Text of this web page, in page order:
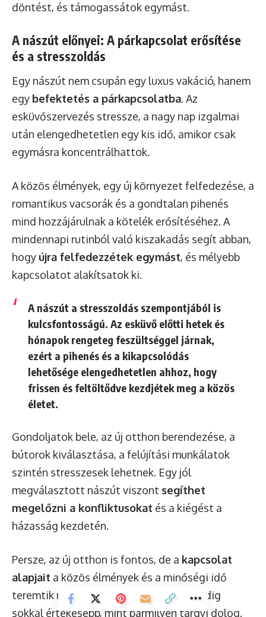
döntést, és támogassátok egymást.
A nászút előnyei: A párkapcsolat erősítése
és a stresszoldás
Egy nászút nem csupán egy luxus vakáció, hanem
egy befektetés a párkapcsolatba. Az
esküvőszervezés stressze, a nagy nap izgalmai
után elengedhetetlen egy kis idő, amikor csak
egymásra koncentrálhattok.
A közös élmények, egy új környezet felfedezése, a
romantikus vacsorák és a gondtalan pihenés
mind hozzájárulnak a kötelék erősítéséhez. A
mindennapi rutinból való kiszakadás segít abban,
hogy újra felfedezzétek egymást, és mélyebb
kapcsolatot alakítsatok ki.
A nászút a stresszoldás szempontjából is
kulcsfontosságú. Az esküvő előtti hetek és
hónapok rengeteg feszültséggel járnak,
ezért a pihenés és a kikapcsolódás
lehetősége elengedhetetlen ahhoz, hogy
frissen és feltöltődve kezdjétek meg a közös
életet.
Gondoljatok bele, az új otthon berendezése, a
bútorok kiválasztása, a felújítási munkálatok
szintén stresszesek lehetnek. Egy jól
megválasztott nászút viszont segíthet
megelőzni a konfliktusokat és a kiégést a
házasság kezdetén.
Persze, az új otthon is fontos, de a kapcsolat
alapjait a közös élmények és a minőségi idő
teremtik meg. Egy erős párkapcsolat pedig
sokkal értékesebb, mint bármilyen tárgyi dolog.